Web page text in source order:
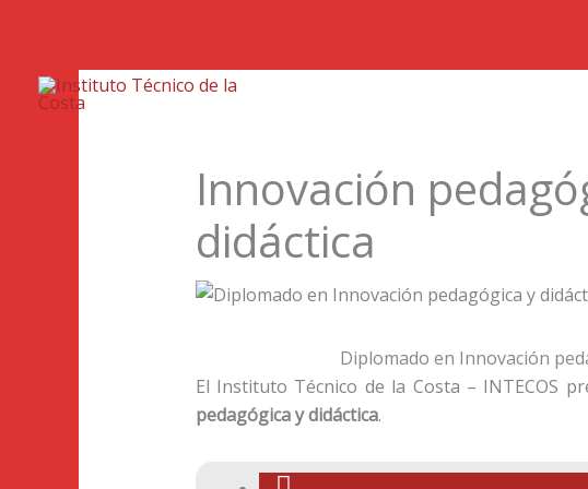
Innovación
didáctica
Diplomado en Innovación
El Instituto Técnico de la Costa – INTECOS
pedagógica y didáctica.